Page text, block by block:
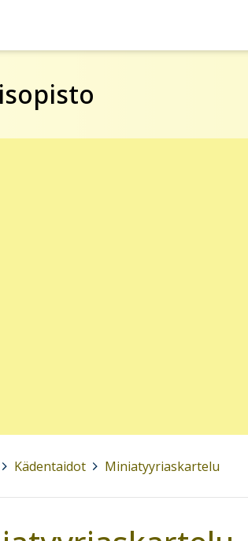
Kädentaidot Miniatyyriaskartelu